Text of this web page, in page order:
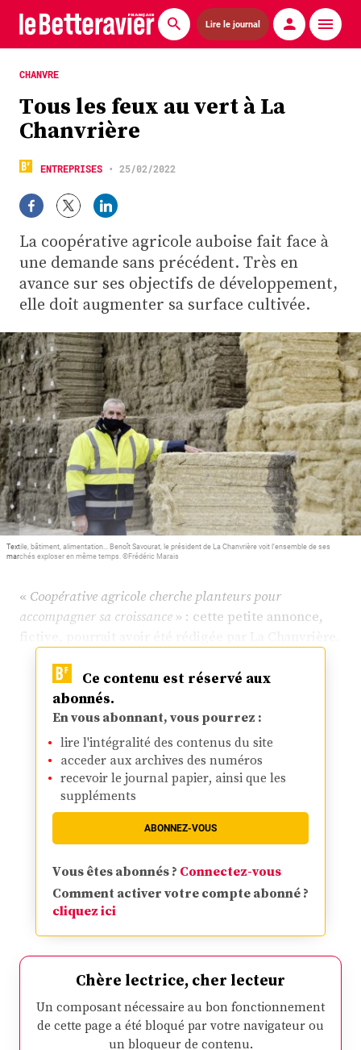
Lire le journal
Actualités
Économie
Agronomie
La technique ITB
Pommes de terre
Guides pratiques
Chasse
Plus
Abonnez-vous
CHANVRE
Tous les feux au vert à La
Chanvrière
ENTREPRISES • 25/02/2022
La coopérative agricole auboise fait face à
une demande sans précédent. Très en
avance sur ses objectifs de développement,
elle doit augmenter sa surface cultivée.
Textile, bâtiment, alimentation... Benoît Savourat, le président de La Chanvrière voit l’ensemble de ses
marchés exploser en même temps. ©Frédéric Marais
« Coopérative agricole cherche planteurs pour
accompagner sa croissance» : cette petite annonce,
Ce contenu est réservé aux
abonnés.
En vous abonnant, vous pourrez :
lire l'intégralité des contenus du site
acceder aux archives des numéros
recevoir le journal papier, ainsi que les
suppléments
ABONNEZ-VOUS
Vous êtes abonnés ? Connectez-vous
Comment activer votre compte abonné ?
cliquez ici
Chère lectrice, cher lecteur
Un composant nécessaire au bon fonctionnement
de cette page a été bloqué par votre navigateur ou
un bloqueur de contenu.